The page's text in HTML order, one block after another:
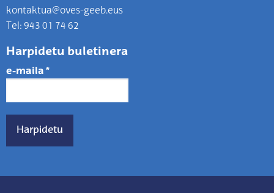
kontaktua@oves-geeb.eus
Tel: 943 01 74 62
Harpidetu buletinera
e-maila *